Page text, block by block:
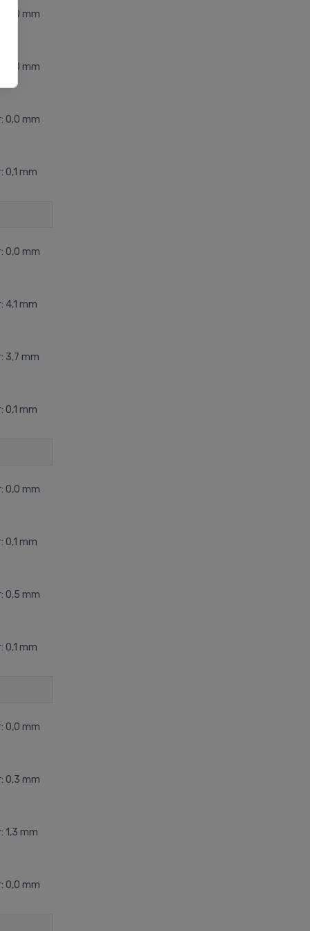
0,0 mm
0,0 mm
0,0 mm
0,1 mm
0,0 mm
4,1 mm
3,7 mm
0,1 mm
0,0 mm
0,1 mm
0,5 mm
0,1 mm
0,0 mm
0,3 mm
1,3 mm
0,0 mm